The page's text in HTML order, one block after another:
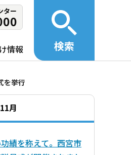
ター
情報 検索
を挙行
月
績を称えて。西宮市